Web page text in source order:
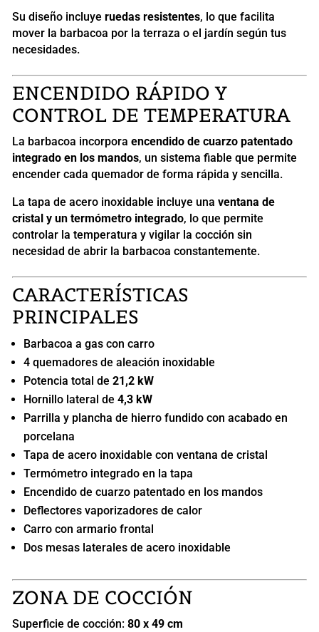
Su diseño incluye ruedas resistentes, lo que facilita
mover la barbacoa por la terraza o el jardín según tus
necesidades.
ENCENDIDO RÁPIDO Y
CONTROL DE TEMPERATURA
La barbacoa incorpora encendido de cuarzo patentado
integrado en los mandos, un sistema fiable que permite
encender cada quemador de forma rápida y sencilla.
La tapa de acero inoxidable incluye una ventana de
cristal y un termómetro integrado, lo que permite
controlar la temperatura y vigilar la cocción sin
necesidad de abrir la barbacoa constantemente.
CARACTERÍSTICAS
PRINCIPALES
Barbacoa a gas con carro
4 quemadores de aleación inoxidable
Potencia total de 21,2 kW
Hornillo lateral de 4,3 kW
Parrilla y plancha de hierro fundido con acabado en
porcelana
Tapa de acero inoxidable con ventana de cristal
Termómetro integrado en la tapa
Encendido de cuarzo patentado en los mandos
Deflectores vaporizadores de calor
Carro con armario frontal
Dos mesas laterales de acero inoxidable
ZONA DE COCCIÓN
Superficie de cocción: 80 x 49 cm